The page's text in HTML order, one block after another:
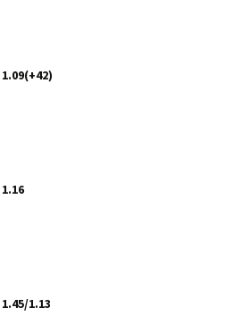
1.09(+42)
1.16
1.45/1.13